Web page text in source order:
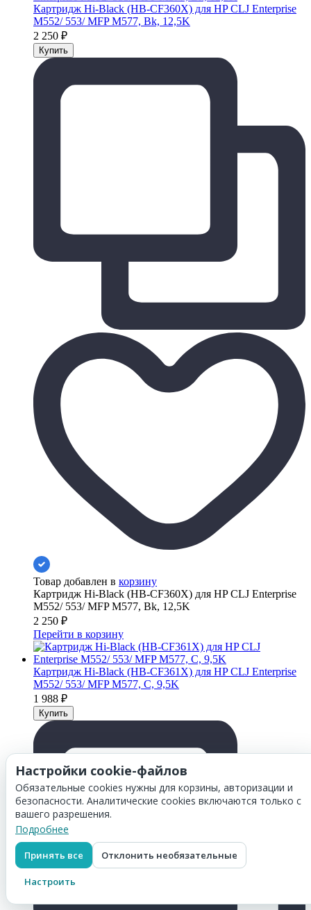
Картридж Hi-Black (HB-CF360X) для HP CLJ Enterprise
M552/ 553/ MFP M577, Bk, 12,5K
2 250 ₽
Товар добавлен в корзину
Картридж Hi-Black (HB-CF360X) для HP CLJ Enterprise
M552/ 553/ MFP M577, Bk, 12,5K
2 250 ₽
Перейти в корзину
Картридж Hi-Black (HB-CF361X) для HP CLJ Enterprise
M552/ 553/ MFP M577, C, 9,5K
1 988 ₽
Настройки cookie-файлов
Обязательные cookies нужны для корзины, авторизации и
безопасности. Аналитические cookies включаются только с
вашего разрешения.
Подробнее
Принять все Отклонить необязательные
Настроить